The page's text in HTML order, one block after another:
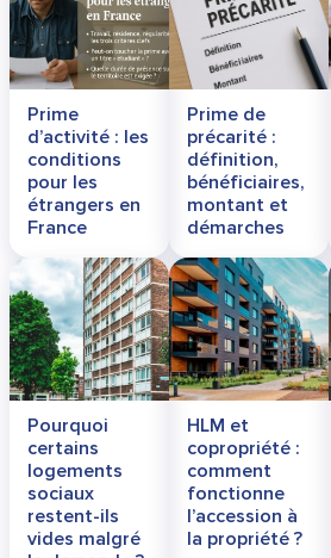
Prime
d’activité : les
conditions
pour les
étrangers en
France
Prime de
précarité :
définition,
bénéficiaires,
montant et
démarches
Pourquoi
certains
logements
sociaux
restent-ils
vides malgré
HLM et
copropriété :
comment
fonctionne
l’accession à
la propriété ?